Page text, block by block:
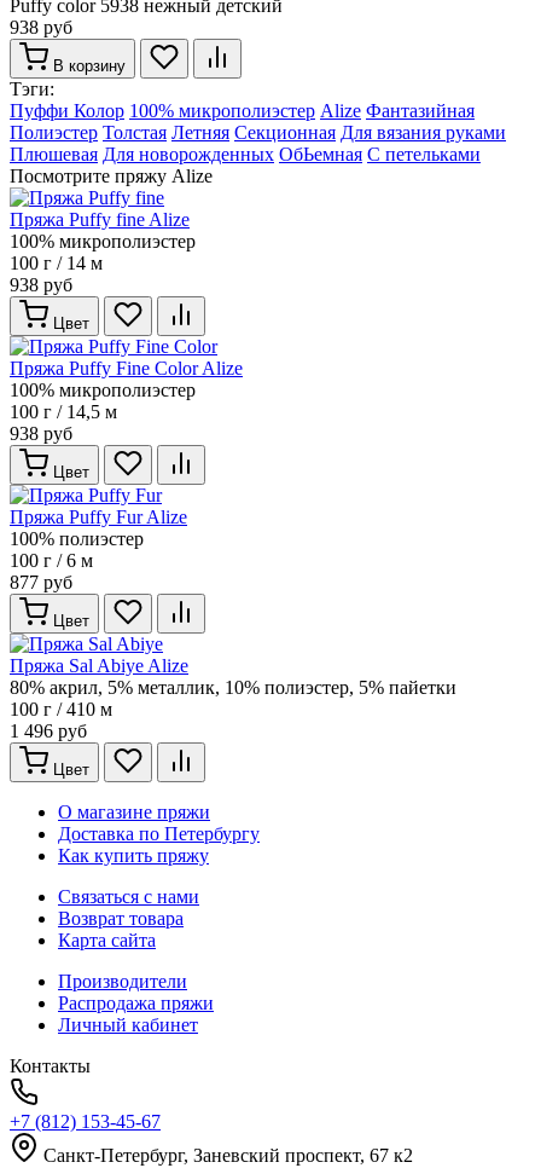
Puffy color 5938 нежный детский
938 руб
В корзину
Тэги:
Пуффи Колор 100% микрополиэстер Alize Фантазийная
Полиэстер Толстая Летняя Секционная Для вязания руками
Плюшевая Для новорожденных ОбЬемная С петельками
Посмотрите пряжу Alize
Пряжа Puffy fine Alize
100% микрополиэстер
100 г / 14 м
938 руб
Цвет
Пряжа Puffy Fine Color Alize
100% микрополиэстер
100 г / 14,5 м
938 руб
Цвет
Пряжа Puffy Fur Alize
100% полиэстер
100 г / 6 м
877 руб
Цвет
Пряжа Sal Abiye Alize
80% акрил, 5% металлик, 10% полиэстер, 5% пайетки
100 г / 410 м
1 496 руб
Цвет
О магазине пряжи
Доставка по Петербургу
Как купить пряжу
Связаться с нами
Возврат товара
Карта сайта
Производители
Распродажа пряжи
Личный кабинет
Контакты
+7 (812) 153-45-67
Санкт-Петербург, ​Заневский проспект, 67 к2